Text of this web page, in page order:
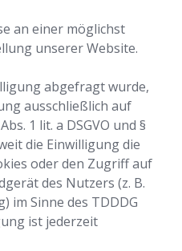
an einer möglichst
unserer Website.
abgefragt wurde,
ausschließlich auf
1 lit. a DSGVO und §
die Einwilligung die
oder den Zugriff auf
des Nutzers (z. B.
im Sinne des TDDDG
ist jederzeit